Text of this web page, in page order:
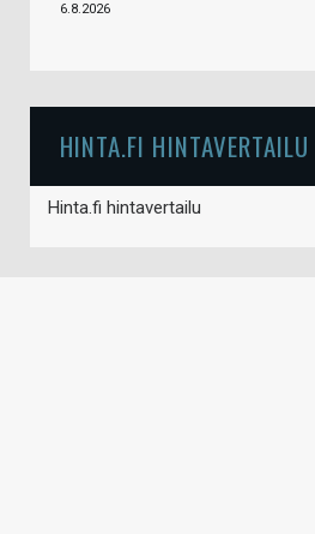
6.8.2026
HINTA.FI HINTAVERTAILU
Hinta.fi hintavertailu